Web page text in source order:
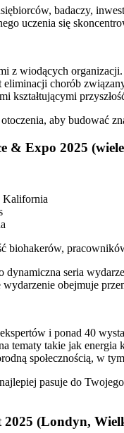
badaczy,
uczenia się
z wiodących organizacji.
eliminacji chorób
kształtującymi
aby budować
& Expo 2025
Kalifornia
biohakerów,
seria
obejmuje
i ponad 40
tematy takie jak
społecznością, w
pasuje do
(Londyn,